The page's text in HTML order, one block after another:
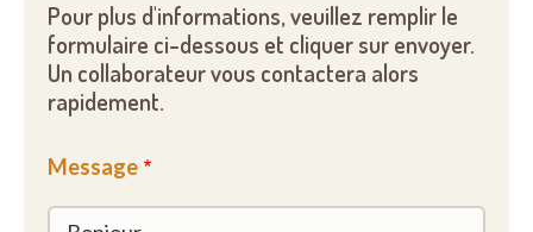
Pour plus d'informations, veuillez remplir le
formulaire ci-dessous et cliquer sur envoyer.
Un collaborateur vous contactera alors
rapidement.
Message